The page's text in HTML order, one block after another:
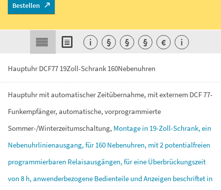
Hauptuhr DCF77 19Zoll-Schrank 160Nebenuhren
HauptuhrmitautomatischerZeitübernahme, mitexternem DCF77-
Funkempfänger, automatische, vorprogrammierte
Sommer-/Winterzeitumschaltung, Montage in 19-Zoll-Schrank, ein
Nebenuhrlinienausgang, für160 Nebenuhren, mit2 potentialfreien
programmierbaren Relaisausgängen, füreine Überbrückungszeit
von 8 h, anwenderbezogene Bedienteile undAnzeigen beschriftet in
Bestellen
i § § § € i